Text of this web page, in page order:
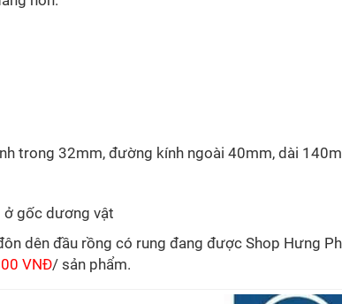
trong 32mm, đường kính ngoài 40mm, dài
ở gốc dương vật
dên đầu rồng có rung đang được Shop Hưng
VNĐ/ sản phẩm.